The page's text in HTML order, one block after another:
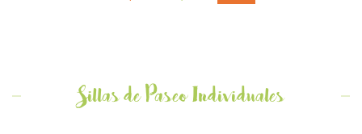
Sillas de Paseo Individuales